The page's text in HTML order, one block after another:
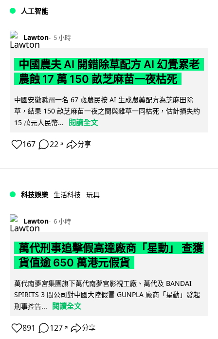
人工智能
Lawton 5 小時
中國農夫 AI 開錯除草配方 AI 幻覺累老
農蝕 17 萬 150 畝芝麻苗一夜枯死
中國安徽滁州一名 67 歲農民按 AI 生成農藥配方為芝麻田除
草，結果 150 畝芝麻苗一夜之間與雜草一同枯死，估計損失約
15 萬元人民幣...
閱讀全文
167 22 ↗ 分享
科技娛樂 生活科技 玩具
Lawton 6 小時
萬代刑事追擊假高達廠商「星動」 查獲
貨值逾 650 萬港元假貨
萬代南夢宮集團旗下萬代南夢宮影視工廠、萬代及 BANDAI
SPIRITS 3 間公司對中國大陸假冒 GUNPLA 廠商「星動」發起
刑事控告...
閱讀全文
891 127 ↗ 分享